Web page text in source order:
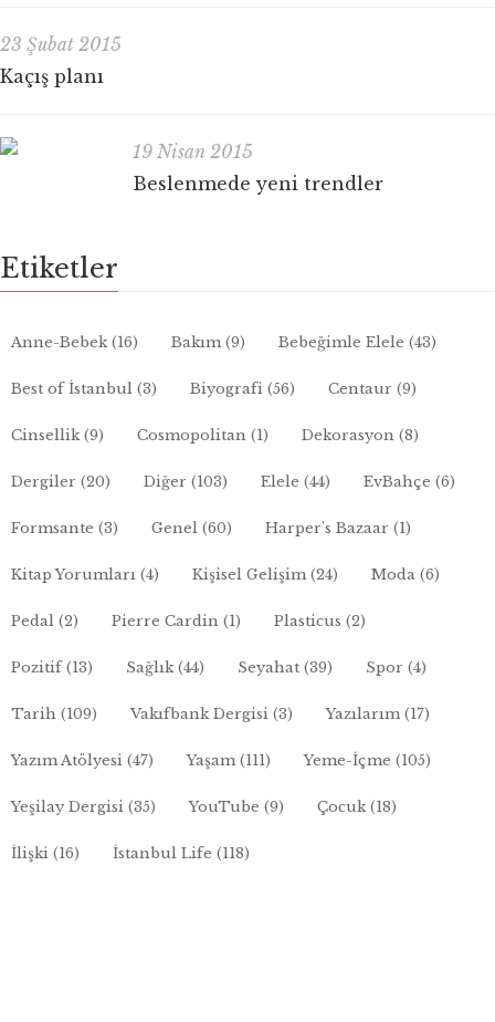
23 Şubat 2015
Kaçış planı
19 Nisan 2015
Beslenmede yeni trendler
Etiketler
Anne-Bebek(16) Bakım(9) Bebeğimle Elele (43)
Best of İstanbul (3) Biyografi (56) Centaur (9)
Cinsellik(9) Cosmopolitan (1) Dekorasyon (8)
Dergiler (20) Diğer (103) Elele (44) EvBahçe (6)
Formsante (3) Genel (60) Harper's Bazaar (1)
Kitap Yorumları (4) Kişisel Gelişim(24) Moda (6)
Pedal (2) Pierre Cardin (1) Plasticus (2)
Pozitif(13) Sağlık(44) Seyahat (39) Spor (4)
Tarih (109) Vakıfbank Dergisi (3) Yazılarım(17)
Yazım Atölyesi (47) Yaşam(111) Yeme-İçme (105)
Yeşilay Dergisi (35) YouTube (9) Çocuk(18)
İlişki (16) İstanbul Life (118)